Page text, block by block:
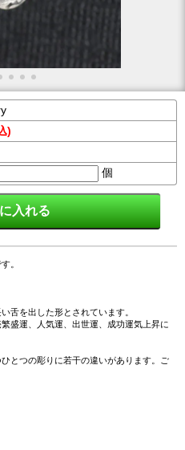
)
個
。
舌を出した形とされています。
盛運、人気運、出世運、成功運気上昇に
とつの彫りに若干の違いがあります。ご